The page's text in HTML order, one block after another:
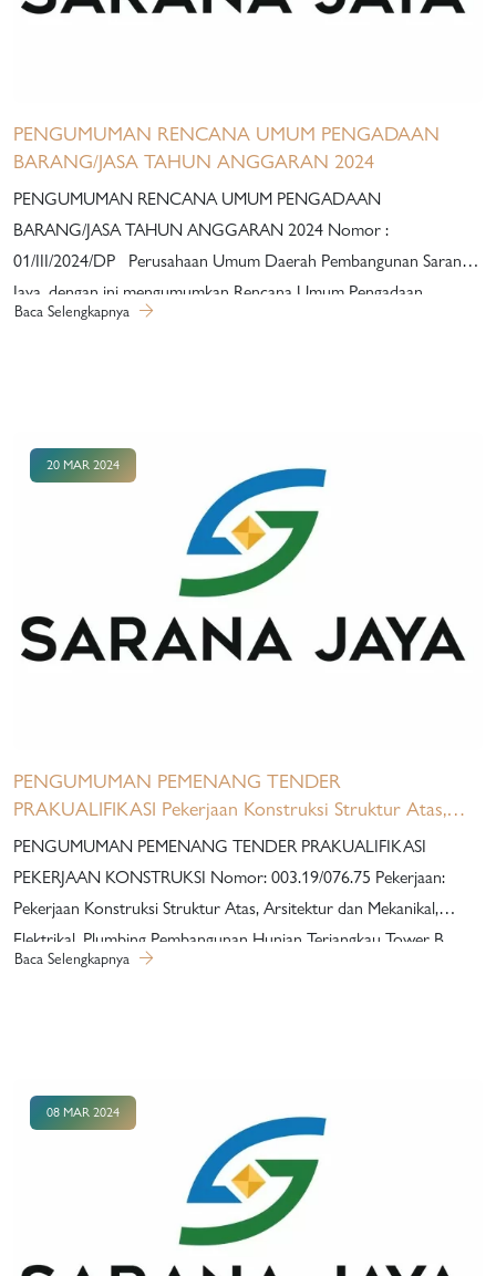
PENGUMUMAN RENCANA UMUM PENGADAAN
BARANG/JASA TAHUN ANGGARAN 2024
PENGUMUMAN RENCANA UMUM PENGADAAN
BARANG/JASA TAHUN ANGGARAN 2024 Nomor :
01/III/2024/DP Perusahaan Umum Daerah Pembangunan Sarana
Jaya, dengan ini mengumumkan Rencana Umum Pengadaan
Barang/Jasa Tahun Anggaran 2024, dengan ketentuan sebagai
Perusahaan; Bahwa dalam proses Pengadaan Barang/Jasa Perumda
Pembangunan Sarana Jaya dilaksanakan mengikuti prinsip dasar dan
etika Pengadaan Barang/Jasa sesuai dengan tata kelola Perusahaan
telah ditetapkan bertujuan untuk meningkatkan peran pelaku usaha
nasional pada khususnya, dan multinasional dalam rangka
menghasilkan value for money…
Baca Selengkapnya
20 MAR 2024
PENGUMUMAN PEMENANG TENDER
PRAKUALIFIKASI Pekerjaan Konstruksi Struktur Atas,
Arsitektur dan Mekanikal, Elektrikal, Plumbing
Cilangkap
PENGUMUMAN PEMENANG TENDER PRAKUALIFIKASI
PEKERJAAN KONSTRUKSI Nomor: 003.19/076.75 Pekerjaan:
Pekerjaan Konstruksi Struktur Atas, Arsitektur dan Mekanikal,
Elektrikal, Plumbing Pembangunan Hunian Terjangkau Tower B
Nuansa Cilangkap Berdasarkan Berita Acara Evaluasi Sampul I
Nomor: 003.15/076.75 tanggal 08 Maret 2024, Berita Acara
Pembukaan Harga (Sampul 2) Nomor: 003.16/076.75 tanggal 13
Maret 2024, Berita Acara Evaluasi Dokumen Penawaran Harga
(Sampul 2) Nomor: 003.17/076.75 tanggal 15 Maret 2024 dan
Berita Acara Penetapan Pemenang Nomor: 003.18/076.75 tanggal
19 Maret 2024, untuk pekerjaan “Pekerjaan Konstruksi…
Baca Selengkapnya
08 MAR 2024